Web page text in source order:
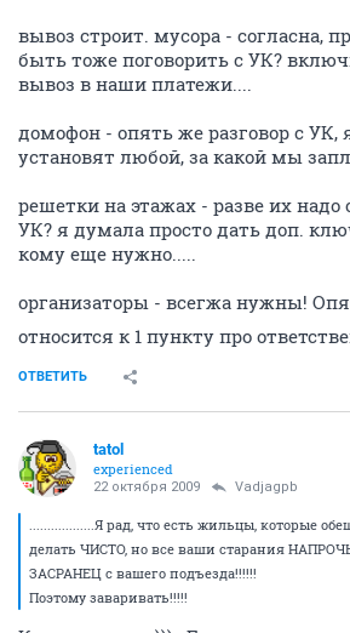
вывоз строит. мусора - согласна,
быть тоже поговорить с УК?
вывоз в наши платежи....
домофон - опять же разговор с
установят любой, за какой мы
решетки на этажах - разве их надо
УК? я думала просто дать доп.
кому еще нужно.....
организаторы - всегжа нужны!
относится к 1 пункту про
ОТВЕТИТЬ
tatol
experienced
22 октября 2009 Vadjagpb
..................Я рад, что есть жильцы, которые
делать ЧИСТО, но все ваши старания
ЗАСРАНЕЦ с вашего подъезда!!!!!!
Поэтому заваривать!!!!!